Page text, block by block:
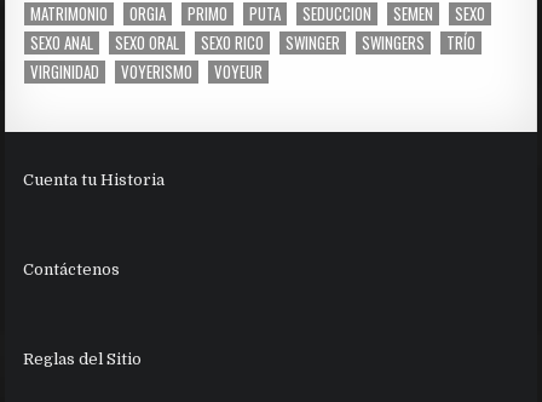
MATRIMONIO
ORGIA PRIMO PUTA SEDUCCION SEMEN
SEXO
SEXO ANAL
SEXO ORAL SEXO RICO SWINGER SWINGERS
TRÍO
VIRGINIDAD
VOYERISMO VOYEUR
Cuenta tu Historia
Contáctenos
Reglas del Sitio